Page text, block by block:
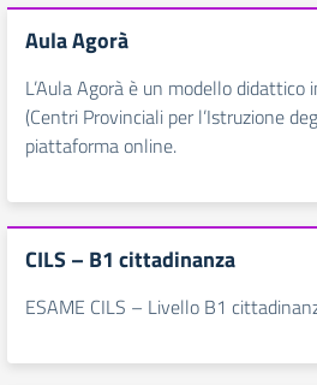
Aula Agorà
L’Aula Agorà è un modello didattico
(Centri Provinciali per l’Istruzione
piattaforma online.
CILS – B1 cittadinanza
ESAME CILS – Livello B1